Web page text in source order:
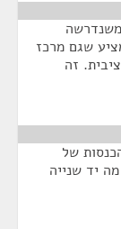
שגם מרכז
זה
של
יד שנייה